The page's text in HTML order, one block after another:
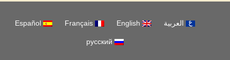
العربية Français
Español